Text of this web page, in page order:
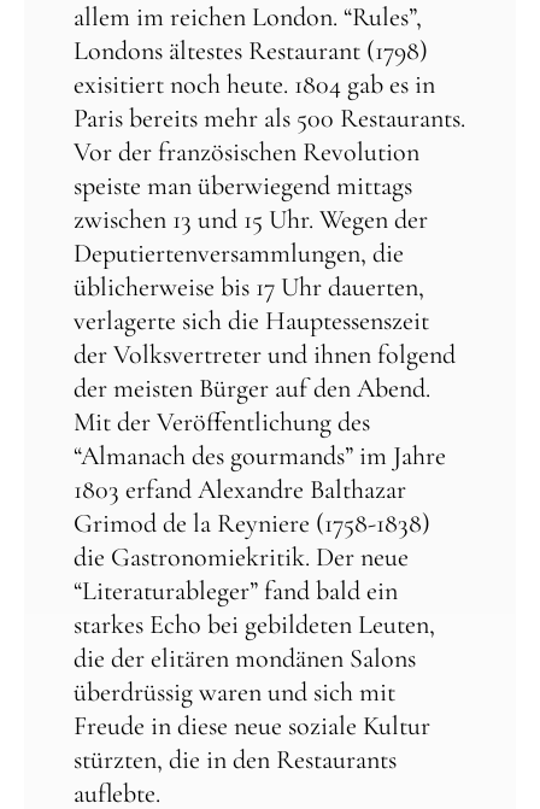
allem im reichen London. “Rules”,
Londons ältestes Restaurant (1798)
exisitiert noch heute. 1804 gab es in
Paris bereits mehr als 500 Restaurants.
Vor der französischen Revolution
speiste man überwiegend mittags
zwischen 13 und 15 Uhr. Wegen der
Deputiertenversammlungen, die
üblicherweise bis 17 Uhr dauerten,
verlagerte sich die Hauptessenszeit
der Volksvertreter und ihnen folgend
der meisten Bürger auf den Abend.
Mit der Veröffentlichung des
“Almanach des gourmands” im Jahre
1803 erfand Alexandre Balthazar
Grimod de la Reyniere (1758-1838)
die Gastronomiekritik. Der neue
“Literaturableger” fand bald ein
starkes Echo bei gebildeten Leuten,
die der elitären mondänen Salons
überdrüssig waren und sich mit
Freude in diese neue soziale Kultur
stürzten, die in den Restaurants
auflebte.